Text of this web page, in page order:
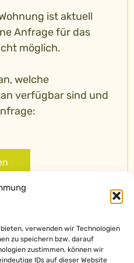
verwenden wir Technologien
zu speichern bzw. darauf
zustimmen, können wir
IDs auf dieser Website
ist aktuell
Anfrage für das
möglich.
welche
verfügbar sind und